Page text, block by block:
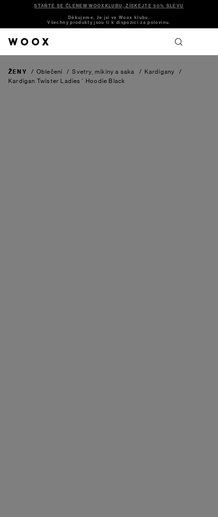
STAŇTE SE ČLENEM WOOXKLUBU, ZÍSKEJTE 50% SLEVU
Děkujeme, že jsi ve Woox klubu.
Všechny produkty jsou ti k dispozici za polovinu.
ŽENY / Oblečení / Svetry, mikiny a saka / Kardigany
/
Kardigan Twister Ladies´ Hoodie Black